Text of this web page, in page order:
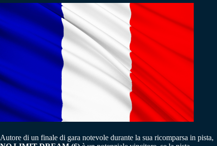
Autore di un finale di gara notevole durante la sua ricomparsa in pista,